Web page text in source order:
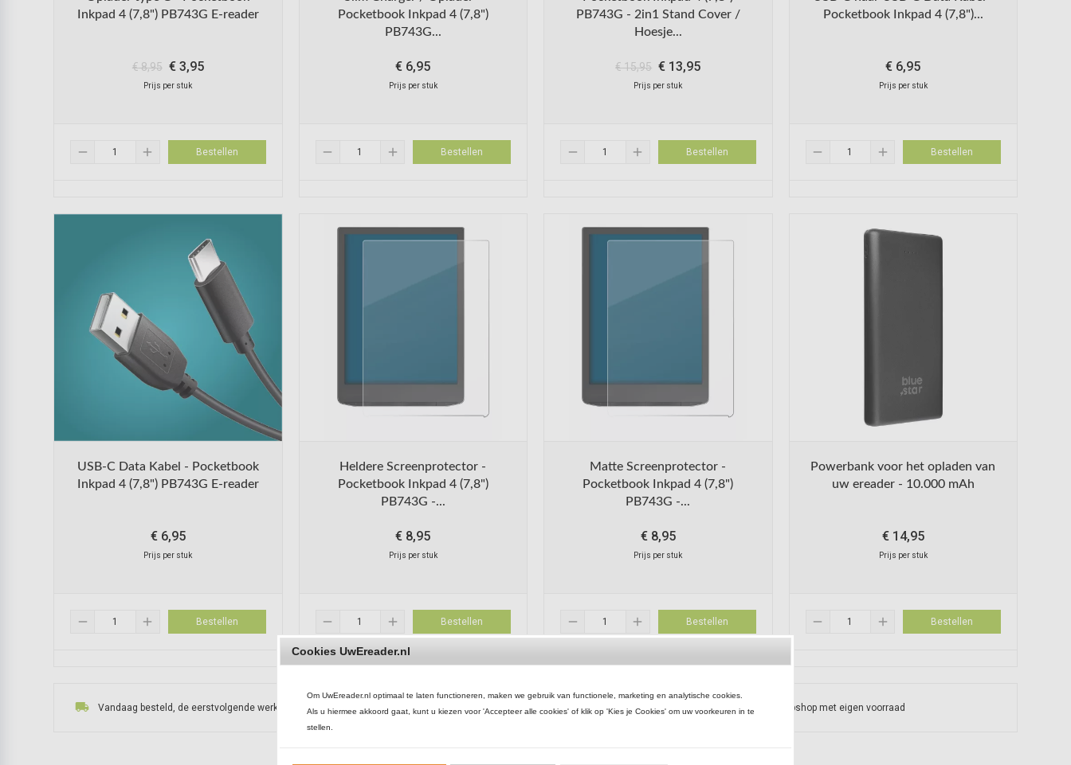
Inkpad 4 (7,8") PB743G E-reader
€8,95 €3,95
Prijs per stuk
remove add Bestellen
Pocketbook Inkpad 4 (7,8")
PB743G...
€ 6,95
Prijs per stuk
remove add Bestellen
PB743G - 2in1 Stand Cover /
Hoesje...
€15,95 € 13,95
Prijs per stuk
remove add Bestellen
Pocketbook Inkpad 4 (7,8")...
€ 6,95
Prijs per stuk
remove add Bestellen
USB-C Data Kabel - Pocketbook
Inkpad 4 (7,8") PB743G E-reader
€6,95
Prijs per stuk
remove add Bestellen
Heldere Screenprotector -
Pocketbook Inkpad 4 (7,8")
PB743G -...
€ 8,95
Prijs per stuk
remove add Bestellen
Matte Screenprotector -
Pocketbook Inkpad 4 (7,8")
PB743G -...
€8,95
Prijs per stuk
remove add Bestellen
Powerbank voor het opladen van
uw ereader - 10.000 mAh
€14,95
Prijs per stuk
remove add Bestellen
local_shipping Vandaag besteld, de eerstvolgende werkdag verzonden thumb_up Klanten beoordelen ons met een 8,5+ place Nederlandse webshop met eigen voorraad
Cookies UwEreader.nl
Om UwEreader.nl optimaal te laten functioneren, maken we gebruik van functionele, marketing en analytische cookies.
Als u hiermee akkoord gaat, kunt u kiezen voor 'Accepteer alle cookies' of klik op 'Kies je Cookies' om uw voorkeuren in te
stellen.